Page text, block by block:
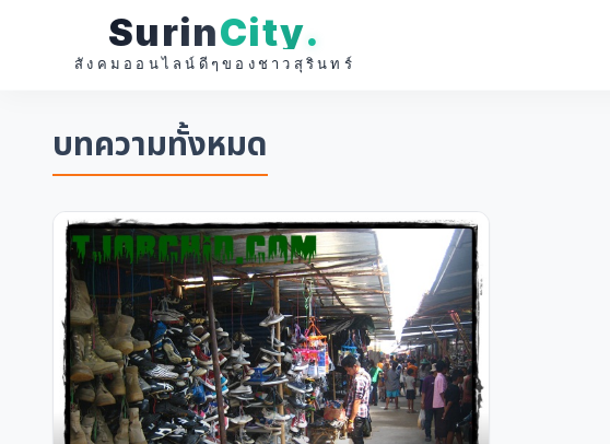
SurinCity.
สังคมออนไลน์ดีๆของชาวสุรินทร์
บทความทั้งหมด